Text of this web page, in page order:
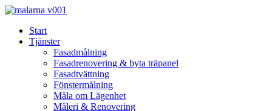
Skip
contentStart
Tjänster
Fasadmålning
Fasadrenovering & byta träpanel
Fasadtvättning
Fönstermålning
Måla om Lägenhet
Måleri & Renovering